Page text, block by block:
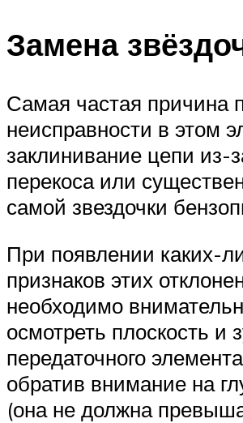
Замена
Самая частая причина
неисправности в этом
заклинивание цепи из-
перекоса или
самой звездочки
При появлении каких-
признаков этих
необходимо
осмотреть плоскость и
передаточного
обратив внимание на
(она не должна